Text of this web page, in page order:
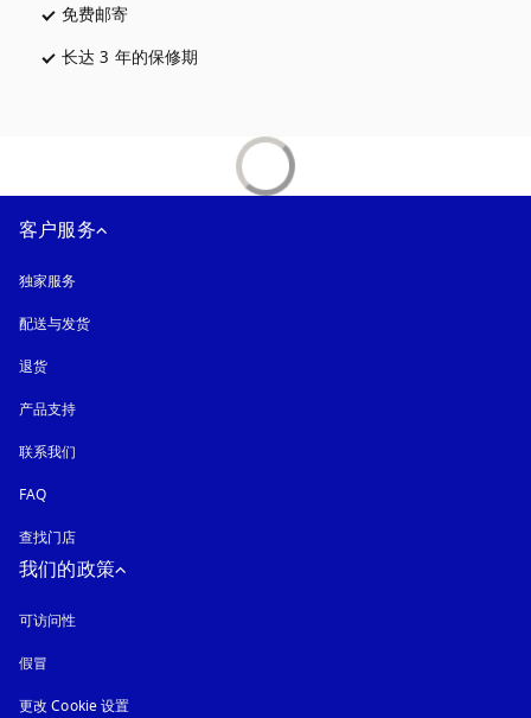
免费邮寄
长达 3 年的保修期
客户服务
独家服务
配送与发货
退货
产品支持
联系我们
FAQ
查找门店
我们的政策
可访问性
假冒
更改 Cookie 设置